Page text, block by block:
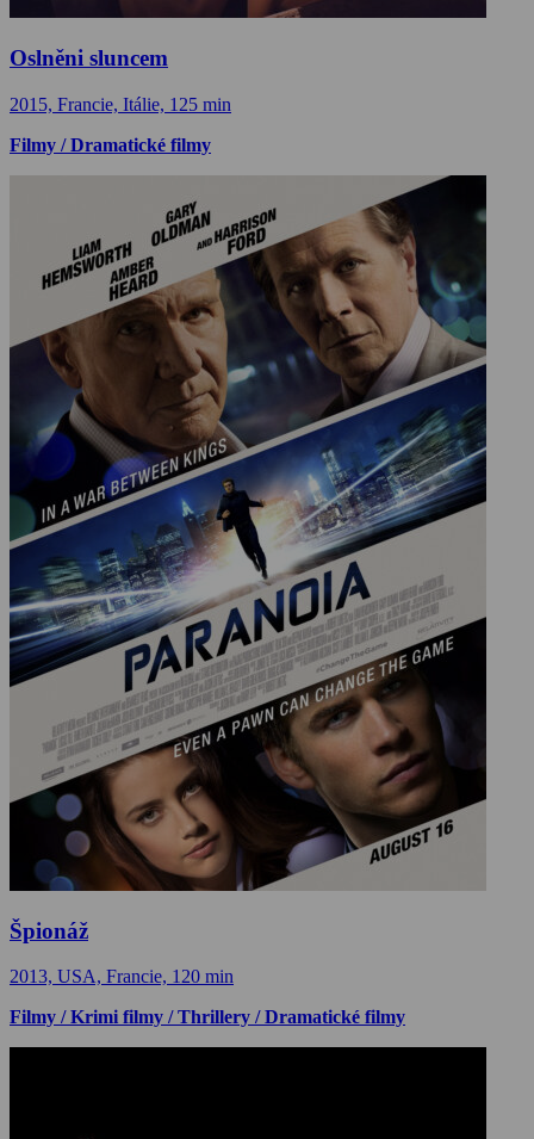
Oslněni sluncem
2015, Francie, Itálie, 125 min
Filmy / Dramatické filmy
Špionáž
2013, USA, Francie, 120 min
Filmy / Krimi filmy / Thrillery / Dramatické filmy